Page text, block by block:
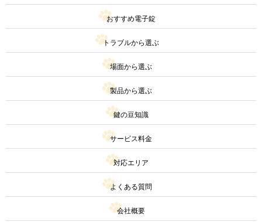
おすすめ電子錠
トラブルから選ぶ
場面から選ぶ
製品から選ぶ
鍵の豆知識
サービス料金
対応エリア
よくある質問
会社概要